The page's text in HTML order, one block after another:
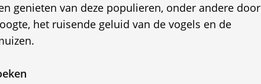
genieten van deze populieren, onder andere door
het ruisende geluid van de vogels en de